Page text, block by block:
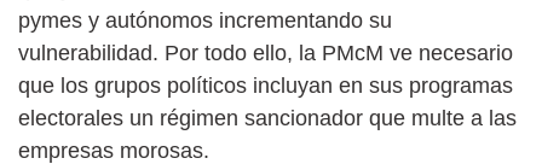
pymes y autónomos incrementando su
vulnerabilidad. Por todo ello, la PMcM ve necesario
que los grupos políticos incluyan en sus programas
electorales un régimen sancionador que multe a las
empresas morosas.